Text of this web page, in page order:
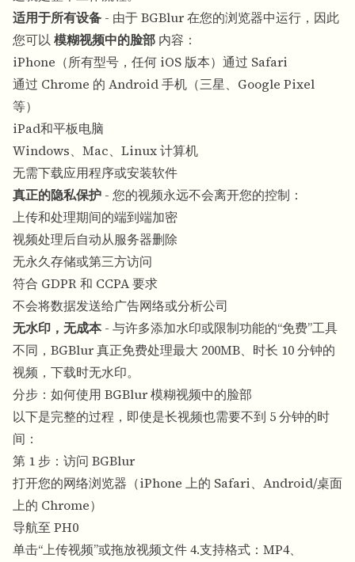
适用于所有设备 - 由于 BGBlur 在您的浏览器中运行，因此
您可以 模糊视频中的脸部 内容：
iPhone（所有型号，任何 iOS 版本）通过 Safari
通过 Chrome 的 Android 手机（三星、Google Pixel
等）
iPad和平板电脑
Windows、Mac、Linux 计算机
无需下载应用程序或安装软件
真正的隐私保护 - 您的视频永远不会离开您的控制：
上传和处理期间的端到端加密
视频处理后自动从服务器删除
无永久存储或第三方访问
符合 GDPR 和 CCPA 要求
不会将数据发送给广告网络或分析公司
无水印，无成本- 与许多添加水印或限制功能的“免费”工具
不同，BGBlur 真正免费处理最大 200MB、时长 10 分钟的
视频，下载时无水印。
分步：如何使用 BGBlur 模糊视频中的脸部
以下是完整的过程，即使是长视频也需要不到 5 分钟的时
间：
第 1 步：访问 BGBlur
打开您的网络浏览器（iPhone 上的 Safari、Android/桌面
上的 Chrome）
导航至 PH0
单击“上传视频”或拖放视频文件 4.支持格式：MP4、